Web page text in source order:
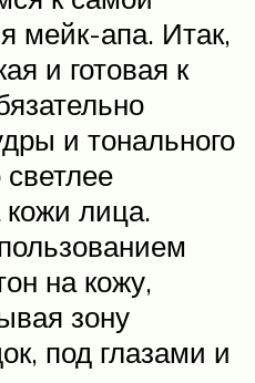
мейк-апа. Итак,
и готовая к
и тонального
кожи лица.
на кожу,
зону
под глазами и